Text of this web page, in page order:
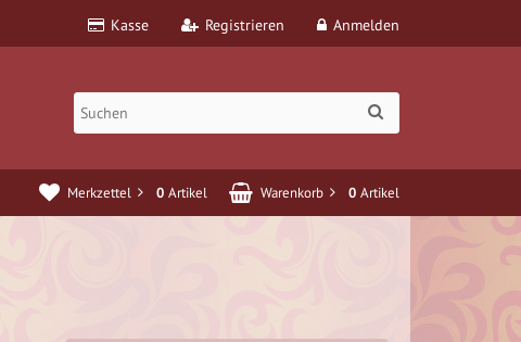
Anmelden
Registrieren
Kasse
Warenkorb 0 Artikel
Merkzettel 0 Artikel